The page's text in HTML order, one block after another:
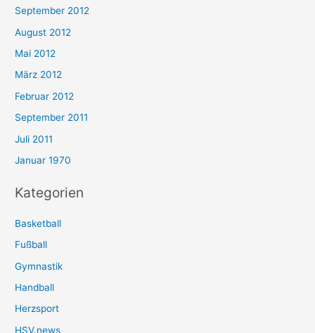
September 2012
August 2012
Mai 2012
März 2012
Februar 2012
September 2011
Juli 2011
Januar 1970
Kategorien
Basketball
Fußball
Gymnastik
Handball
Herzsport
HSV.news